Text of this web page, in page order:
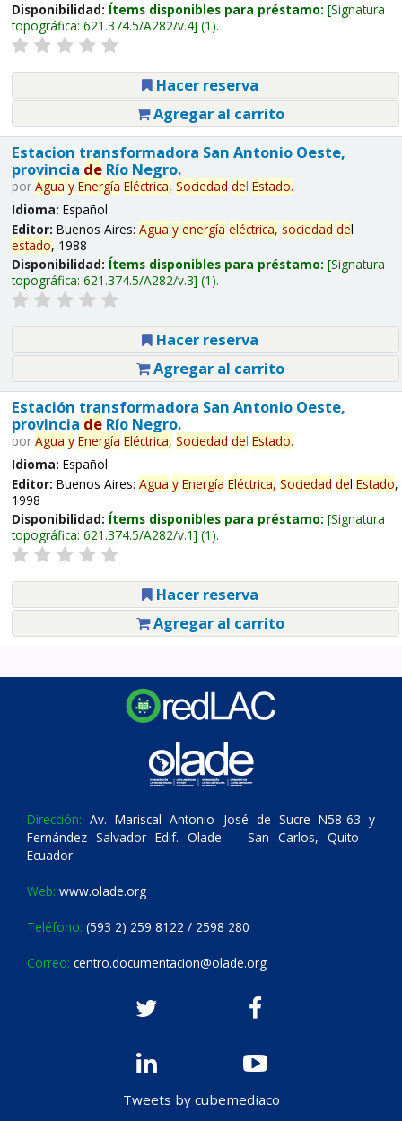
Disponibilidad: Ítems disponibles para préstamo: Signatura
topográfica: 621.374.5/A282/v.4 (1).
Hacer reserva
Agregar al carrito
Estacion transformadora San Antonio Oeste,
provincia deRío Negro.
por Agua y Energía Eléctrica, Sociedad del Estado.
Idioma: Español
Editor: Buenos Aires: Agua y energía eléctrica, sociedad del
estado, 1988
Disponibilidad: Ítems disponibles para préstamo: Signatura
topográfica: 621.374.5/A282/v.3 (1).
Hacer reserva
Agregar al carrito
Estación transformadora San Antonio Oeste,
provincia deRío Negro.
por Agua y Energía Eléctrica, Sociedad del Estado.
Idioma: Español
Editor: Buenos Aires: Agua y Energía Eléctrica, Sociedad del Estado,
1998
Disponibilidad: Ítems disponibles para préstamo: Signatura
topográfica: 621.374.5/A282/v.1 (1).
Hacer reserva
Agregar al carrito
Dirección: Av. Mariscal Antonio José de Sucre N58-63 y
Fernández Salvador Edif. Olade – San Carlos, Quito –
Ecuador.
Web: www.olade.org
Teléfono: (593 2) 259 8122 / 2598 280
Correo: centro.documentacion@olade.org
Tweets by cubemediaco